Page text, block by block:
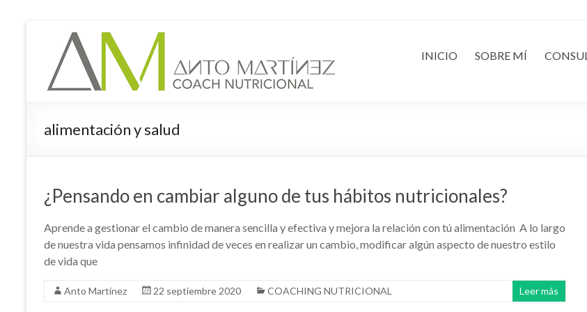
contenido
INICIO SOBRE MÍ
alimentación y salud
¿Pensando en cambiar alguno de tus hábitos nutricionales?
Aprende a gestionar el cambio de manera sencilla y efectiva y mejora la relación con tú alimentación A lo largo
de nuestra vida pensamos infinidad de veces en realizar un cambio, modificar algún aspecto de nuestro estilo
de vida que
Anto Martínez 22 septiembre 2020 COACHING NUTRICIONAL Leer más